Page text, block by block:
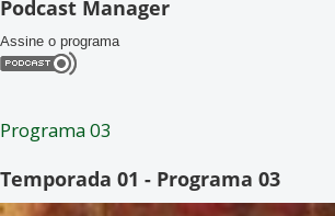
Podcast Manager
Assine o programa
Programa 03
Temporada 01 - Programa 03